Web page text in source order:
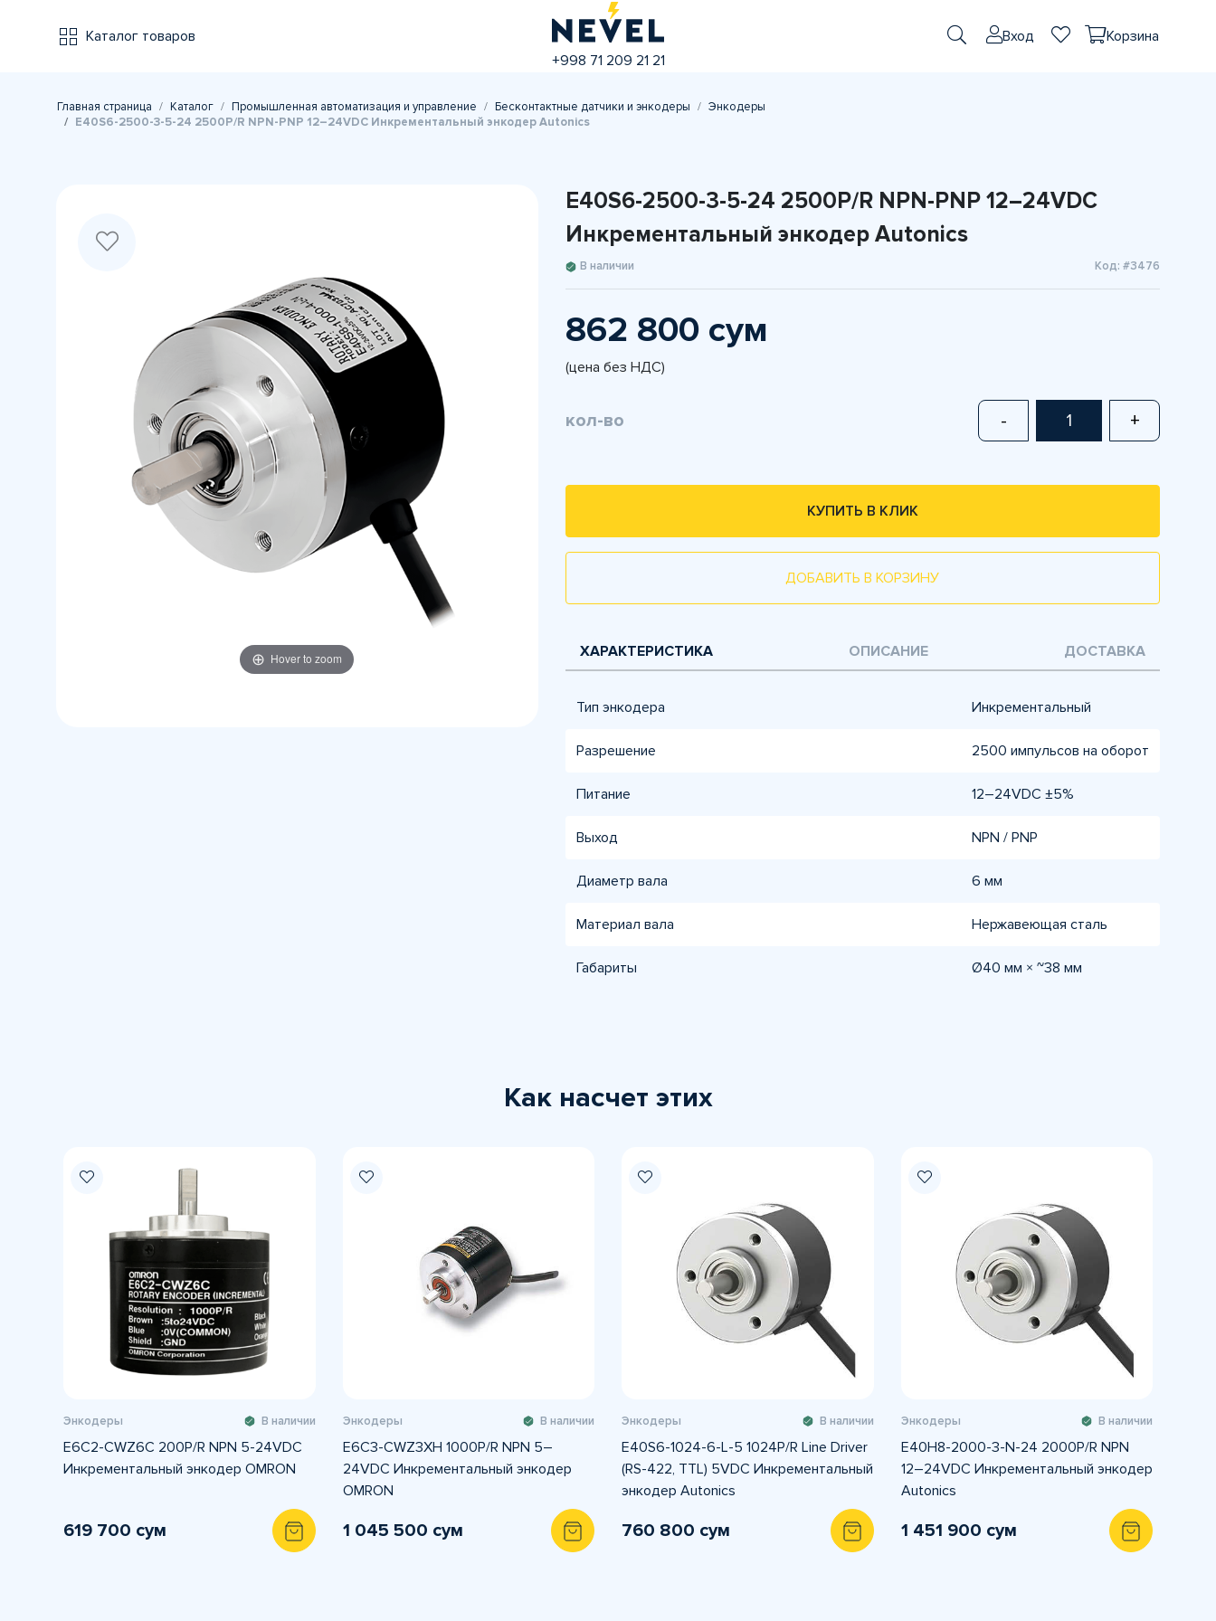
Каталог товаров
+998 71 209 21 21
Вход Корзина
Главная страница Каталог Промышленная автоматизация и управление Бесконтактные датчики и энкодеры
Энкодеры
E40S6-2500-3-5-24 2500P/R NPN-PNP 12–24VDC Инкрементальный энкодер Autonics
Hover to zoom
E40S6-2500-3-5-24 2500P/R NPN-PNP 12–24VDC
Инкрементальный энкодер Autonics
В наличии Код: #3476
862 800 сум
(цена без НДС)
кол-во - +
КУПИТЬ В КЛИК
ДОБАВИТЬ В КОРЗИНУ
ХАРАКТЕРИСТИКА ОПИСАНИЕ ДОСТАВКА
Тип энкодера Инкрементальный
Разрешение 2500 импульсов на оборот
Питание 12–24VDC ±5%
Выход NPN / PNP
Диаметр вала 6 мм
Материал вала Нержавеющая сталь
Габариты Ø40 мм × ~38 мм
Как насчет этих
Энкодеры В наличии
E6C2-CWZ6C 200P/R NPN 5-24VDC
Инкрементальный энкодер OMRON
619 700 сум
Энкодеры В наличии
E6C3-CWZ3XH 1000P/R NPN 5–
24VDC Инкрементальный энкодер
OMRON
1 045 500 сум
Энкодеры В наличии
E40S6-1024-6-L-5 1024P/R Line Driver
(RS-422, TTL) 5VDC Инкрементальный
энкодер Autonics
760 800 сум
Энкодеры В наличии
E40H8-2000-3-N-24 2000P/R NPN
12–24VDC Инкрементальный энкодер
Autonics
1 451 900 сум